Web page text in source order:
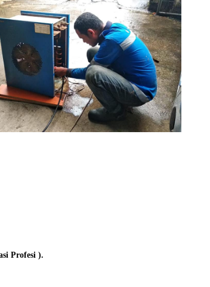
Profesi ).